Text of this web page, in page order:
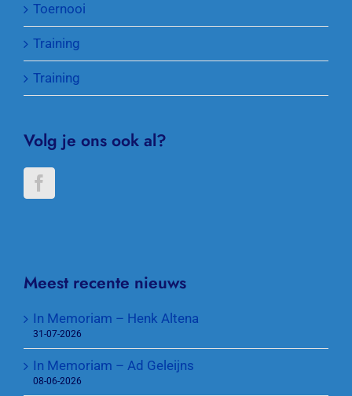
Toernooi
Training
Training
Volg je ons ook al?
Meest recente nieuws
In Memoriam – Henk Altena
31-07-2026
In Memoriam – Ad Geleijns
08-06-2026